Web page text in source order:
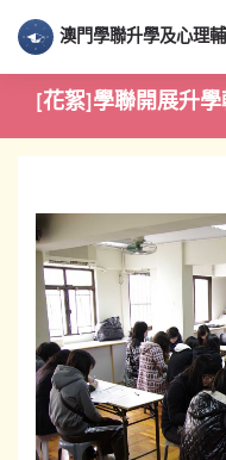
澳門學聯升學及心理
[花絮]學聯開展升